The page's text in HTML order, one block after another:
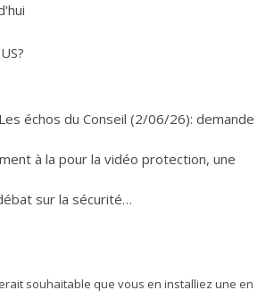
Les échos du Conseil (2/06/26): demande
à la pour la vidéo protection, une
sur la sécurité…
souhaitable que vous en installiez une en